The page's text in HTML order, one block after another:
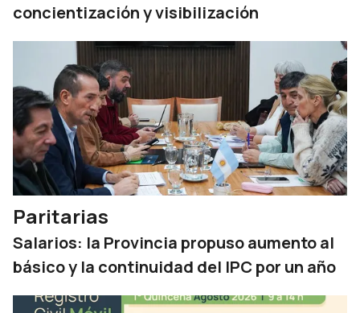
concientización y visibilización
Paritarias
Salarios: la Provincia propuso aumento al
básico y la continuidad del IPC por un año